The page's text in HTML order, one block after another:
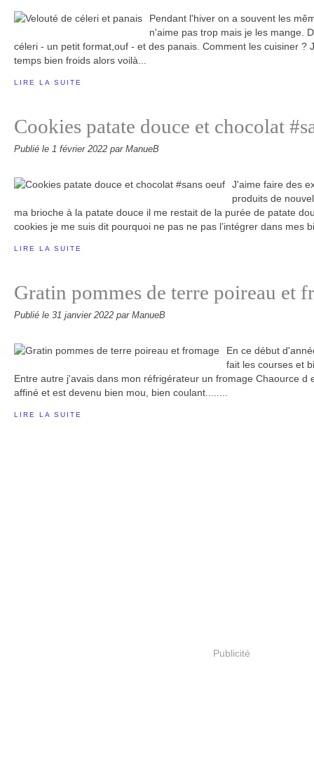
Pendant l'hiver on a souvent les
n'aime pas trop mais je les mange.
céleri - un petit format,ouf - et des panais. Comment les cuisiner ?
temps bien froids alors voilà...
LIRE LA SUITE
Cookies patate douce et chocolat
Publié le 1 février 2022 par ManueB
J'aime faire des
produits de
ma brioche à la patate douce il me restait de la purée de patate
cookies je me suis dit pourquoi ne pas ne pas l’intégrer dans mes
LIRE LA SUITE
Gratin pommes de terre poireau et
Publié le 31 janvier 2022 par ManueB
En ce début
fait les courses et
Entre autre j'avais dans mon réfrigérateur un fromage Chaource d
affiné et est devenu bien mou, bien coulant........
LIRE LA SUITE
Publicité